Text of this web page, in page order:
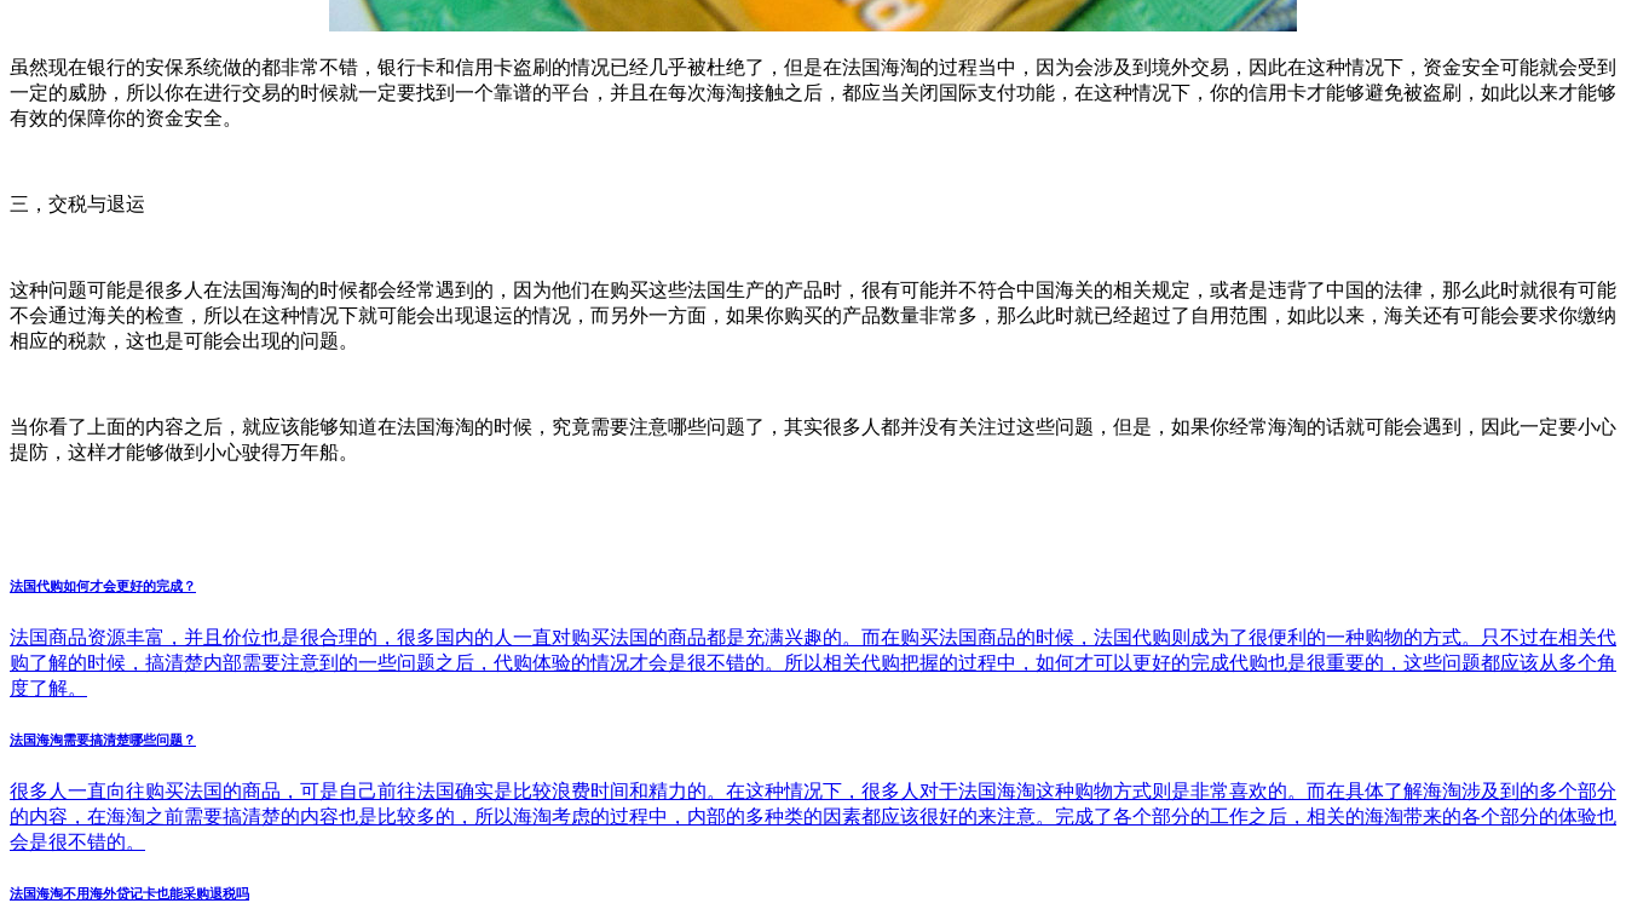
虽然现在银行的安保系统做的都非常不错，银行卡和信用卡盗刷的情况已经几乎被杜绝了，但是在法国海淘的过程当中，因为会涉及到境外交易，因此在这种情况下，资金安全可能就会受到
一定的威胁，所以你在进行交易的时候就一定要找到一个靠谱的平台，并且在每次海淘接触之后，都应当关闭国际支付功能，在这种情况下，你的信用卡才能够避免被盗刷，如此以来才能够
有效的保障你的资金安全。
三，交税与退运
这种问题可能是很多人在法国海淘的时候都会经常遇到的，因为他们在购买这些法国生产的产品时，很有可能并不符合中国海关的相关规定，或者是违背了中国的法律，那么此时就很有可能
不会通过海关的检查，所以在这种情况下就可能会出现退运的情况，而另外一方面，如果你购买的产品数量非常多，那么此时就已经超过了自用范围，如此以来，海关还有可能会要求你缴纳
相应的税款，这也是可能会出现的问题。
当你看了上面的内容之后，就应该能够知道在法国海淘的时候，究竟需要注意哪些问题了，其实很多人都并没有关注过这些问题，但是，如果你经常海淘的话就可能会遇到，因此一定要小心
提防，这样才能够做到小心驶得万年船。
法国代购如何才会更好的完成？
法国商品资源丰富，并且价位也是很合理的，很多国内的人一直对购买法国的商品都是充满兴趣的。而在购买法国商品的时候，法国代购则成为了很便利的一种购物的方式。只不过在相关代
购了解的时候，搞清楚内部需要注意到的一些问题之后，代购体验的情况才会是很不错的。所以相关代购把握的过程中，如何才可以更好的完成代购也是很重要的，这些问题都应该从多个角
度了解。
法国海淘需要搞清楚哪些问题？
很多人一直向往购买法国的商品，可是自己前往法国确实是比较浪费时间和精力的。在这种情况下，很多人对于法国海淘这种购物方式则是非常喜欢的。而在具体了解海淘涉及到的多个部分
的内容，在海淘之前需要搞清楚的内容也是比较多的，所以海淘考虑的过程中，内部的多种类的因素都应该很好的来注意。完成了各个部分的工作之后，相关的海淘带来的各个部分的体验也
会是很不错的。
法国海淘不用海外贷记卡也能采购退税吗